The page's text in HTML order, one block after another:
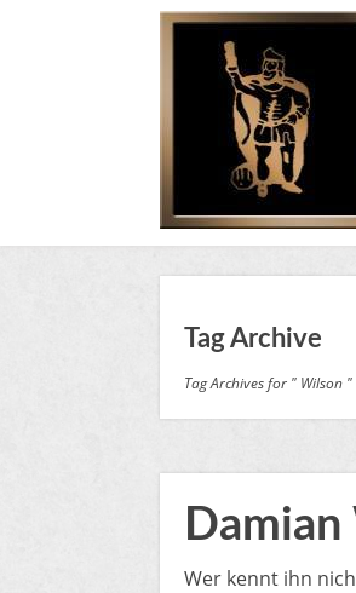
Tag Archive
Tag Archives for " Wilson "
Wer kennt ihn